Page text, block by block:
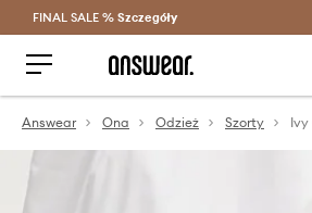
Oszczędzaj z Answear Club >
FINAL SALE % Szczegóły
Answear Ona Odzież Szorty